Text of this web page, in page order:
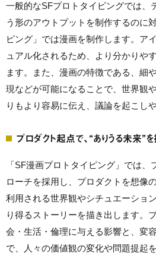
一般的なSFプロトタイピングでは、
う形のアウトプットを制作するのに
ピング」では漫画を制作します。ア
ュアル化されるため、より分かりや
ます。また、漫画の特徴である、細
現などが可能になることで、世界観
りもより容易に伝え、議論を起こし
プロダクト起点で、“ありうる未来”
「SF漫画プロトタイピング」では
ローチを採用し、プロダクトを想像
利用される世界観やシチュエーショ
り得るストーリーを描き出します。
会・生活・倫理に与える影響と、変
で、人々の価値観の変化や問題提起を